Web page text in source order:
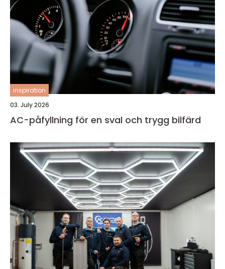
inspiration
03. July 2026
AC-påfyllning för en sval och trygg bilfärd